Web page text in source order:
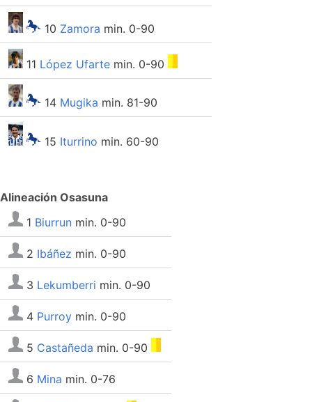
10 Zamora min. 0-90
11 López Ufarte min. 0-90
14 Mugika min. 81-90
15 Iturrino min. 60-90
Alineación Osasuna
1 Biurrun min. 0-90
2 Ibáñez min. 0-90
3 Lekumberri min. 0-90
4 Purroy min. 0-90
5 Castañeda min. 0-90
6 Mina min. 0-76